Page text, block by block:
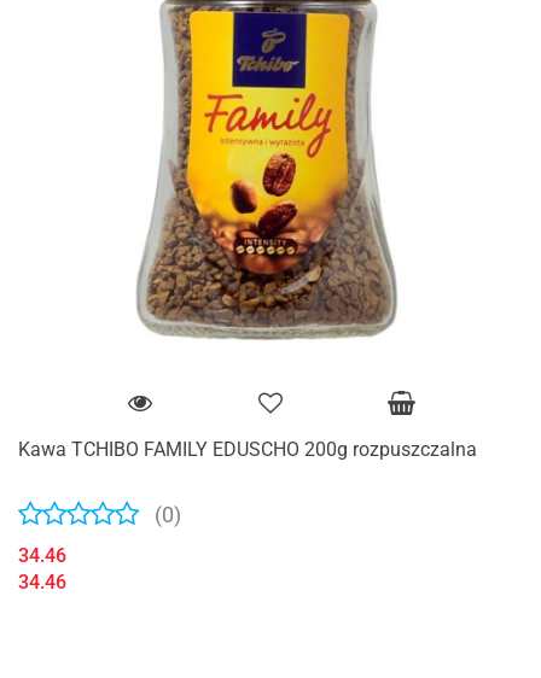
Kawa TCHIBO FAMILY EDUSCHO 200g rozpuszczalna
(0)
34.46
34.46